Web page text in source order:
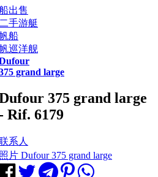
出售
二手游艇
船
巡洋舰
grand large
375 grand large
Rif. 6179
系人
照片 Dufour 375 grand large